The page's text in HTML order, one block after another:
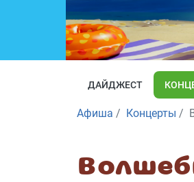
ДАЙДЖЕСТ
Афиша Концерты